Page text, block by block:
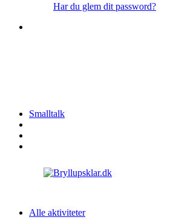
Har du glem dit password?
Smalltalk
Alle aktiviteter